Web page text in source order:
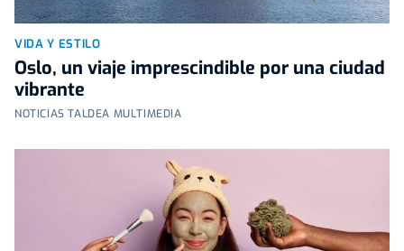
VIDA Y ESTILO
Oslo, un viaje imprescindible por una ciudad
vibrante
NOTICIAS TALDEA MULTIMEDIA